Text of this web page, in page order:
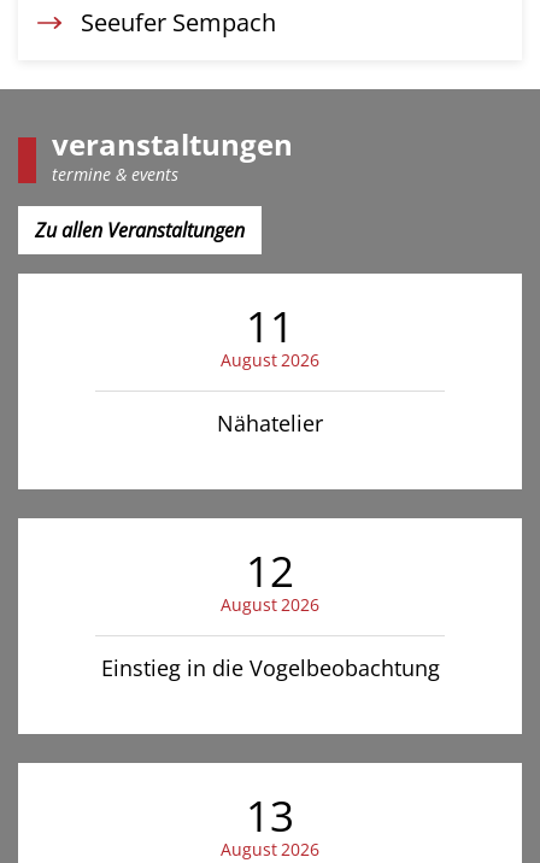
Seeufer Sempach
veranstaltungen
termine & events
Zu allen Veranstaltungen
11
August2026
Nähatelier
12
August2026
Einstieg in die Vogelbeobachtung
13
August2026